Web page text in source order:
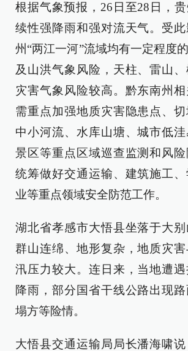
根据气象预报，26日至28日，
续性强降雨和强对流天气。受
州“两江一河”流域均有一定程度
及山洪气象风险，天柱、雷山
灾害气象风险较高。黔东南州相
需重点加强地质灾害隐患点、切
中小河流、水库山塘、城市低
景区等重点区域巡查监测和风
统筹做好交通运输、建筑施工
业等重点领域安全防范工作。
湖北省孝感市大悟县坐落于大
群山连绵、地形复杂，地质灾
汛压力较大。连日来，当地遭
降雨，部分国省干线公路出现
塌方等险情。
大悟县交通运输局局长潘海啸说